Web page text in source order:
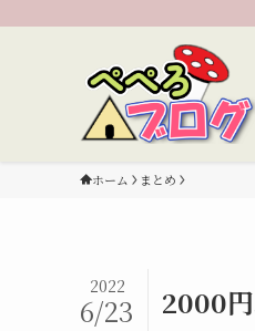
ホーム まとめ
2000
2022
6/23